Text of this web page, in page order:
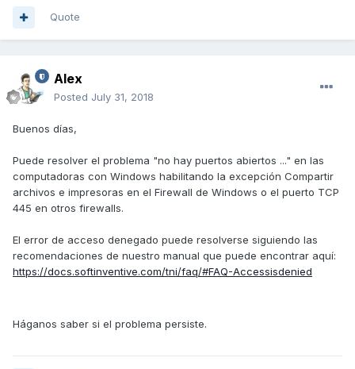
Quote
Alex
Posted July 31, 2018
Buenos días,
Puede resolver el problema "no hay puertos abiertos ..." en las
computadoras con Windows habilitando la excepción Compartir
archivos e impresoras en el Firewall de Windows o el puerto TCP
445 en otros firewalls.
El error de acceso denegado puede resolverse siguiendo las
recomendaciones de nuestro manual que puede encontrar aquí:
https://docs.softinventive.com/tni/faq/#FAQ-Accessisdenied
Háganos saber si el problema persiste.